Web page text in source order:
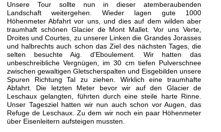
Unsere Tour sollte nun in dieser atemberaubenden
Landschaft weitergehen. Wieder lagen gute 1000
Höhenmeter Abfahrt vor uns, und dies auf dem wilden aber
traumhaft schönen Glacier de Mont Mallet. Vor uns Verte,
Droites und Courtes, zu unserer Linken die Grandes Jorasses
und halbrechts auch schon das Ziel des nächsten Tages, die
selten besuchte Aig. d'Eboulement. Wir hatten das
unbeschreibliche Vergnügen, im 30 cm tiefen Pulverschnee
zwischen gewaltigen Gletscherspalten und Eisgebilden unsere
Spuren Richtung Tal zu ziehen. Wirklich eine traumhafte
Abfahrt. Die letzten Meter bevor wir auf den Glacier de
Leschaux gelangten, führten durch eine steile harte Rinne.
Unser Tagesziel hatten wir nun auch schon vor Augen, das
Refuge de Leschaux. Zu dem wir noch ein paar Höhenmeter
über Eisenleitern aufsteigen mussten.